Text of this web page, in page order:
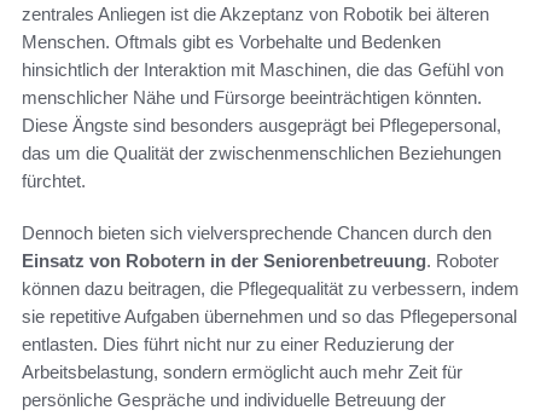
zentrales Anliegen ist die Akzeptanz von Robotik bei älteren
Menschen. Oftmals gibt es Vorbehalte und Bedenken
hinsichtlich der Interaktion mit Maschinen, die das Gefühl von
menschlicher Nähe und Fürsorge beeinträchtigen könnten.
Diese Ängste sind besonders ausgeprägt bei Pflegepersonal,
das um die Qualität der zwischenmenschlichen Beziehungen
fürchtet.
Dennoch bieten sich vielversprechende Chancen durch den
Einsatz von Robotern in der Seniorenbetreuung. Roboter
können dazu beitragen, die Pflegequalität zu verbessern, indem
sie repetitive Aufgaben übernehmen und so das Pflegepersonal
entlasten. Dies führt nicht nur zu einer Reduzierung der
Arbeitsbelastung, sondern ermöglicht auch mehr Zeit für
persönliche Gespräche und individuelle Betreuung der